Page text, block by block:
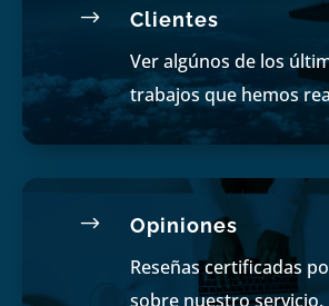
$ Clientes
Ver algúnos de los
trabajos que hemos
$ Opiniones
Reseñas certificadas
sobre nuestro servicio.